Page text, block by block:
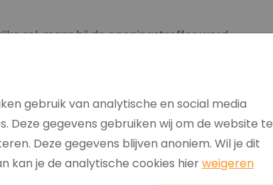
rol, maar bij de openingstreffer werd
— een inzet die leek af te drijven
draaide de bal plots terug en viel
volledig verdiend.
er nóg meer ruimte ontstond. T'oeki rook
gebruik van analytische en social media
Deze gegevens gebruiken wij om de website te
Deze gegevens blijven anoniem. Wil je dit
kan je de analytische cookies hierweigeren